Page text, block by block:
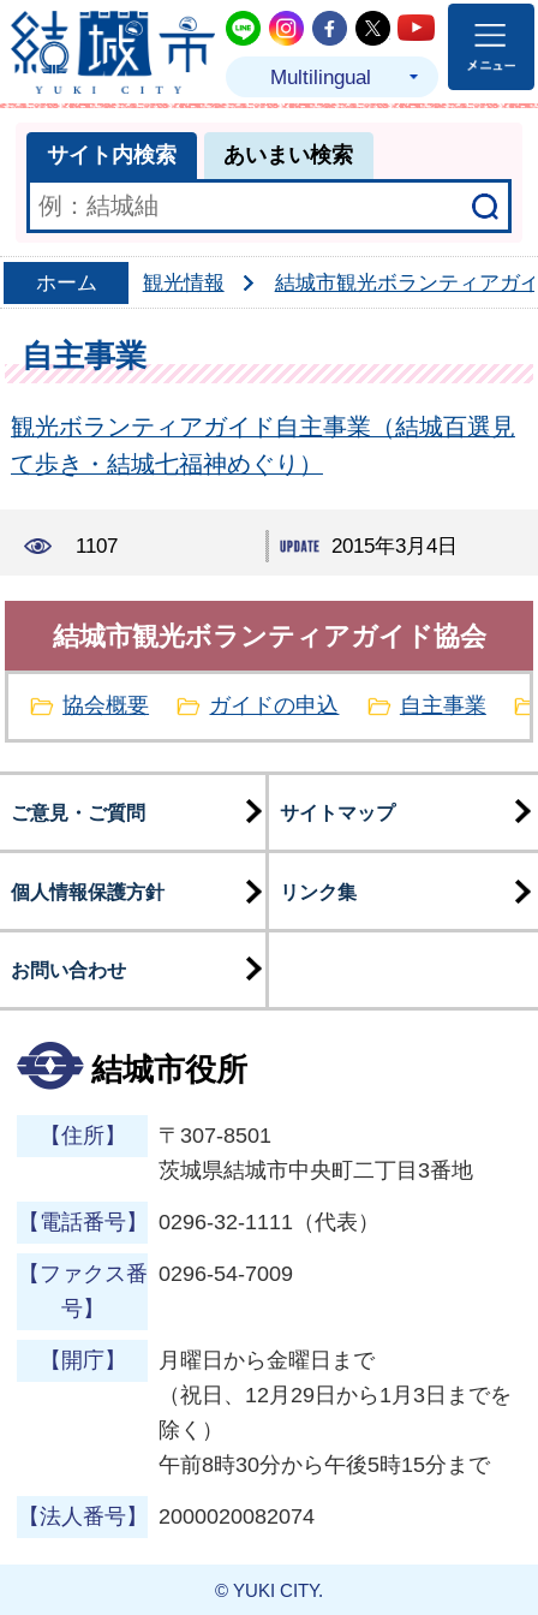
結城市公式LINE
結城市公式Instagram
結城市公式
結城市公式
結城市
Multilingual
サイト内検索 あいまい検索
ホーム 観光情報 結城市観光ボランティアガ
自主事業
観光ボランティアガイド自主事業（結城百選見
て歩き・結城七福神めぐり）
1107 2015年3月4日
結城市観光ボランティアガイド協会
協会概要 ガイドの申込 自主事業
ご意見・ご質問 サイトマップ
個人情報保護方針 リンク集
お問い合わせ
結城市役所
【住所】
〒307-8501
茨城県結城市中央町二丁目3番地
【電話番号】 0296-32-1111（代表）
【ファクス番
号】
0296-54-7009
【開庁】
月曜日から金曜日まで
（祝日、12月29日から1月3日までを
除く）
午前8時30分から午後5時15分まで
【法人番号】 2000020082074
© YUKI CITY.